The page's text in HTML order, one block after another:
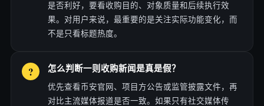
是否利好，要看收购目的、对象质量和后续执行效
果。对用户来说，最重要的是关注实际功能变化，而
不是只看标题热度。
怎么判断一则收购新闻是真是假？
优先查看币安官网、项目方公告或监管披露文件，再
对比主流媒体报道是否一致。如果只有社交媒体传